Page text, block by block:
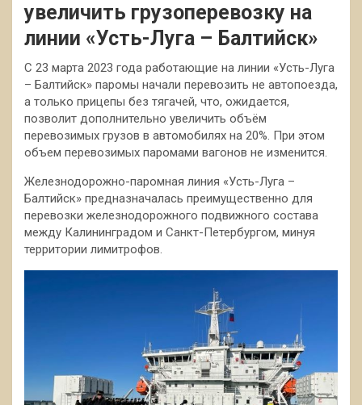
увеличить грузоперевозку на
линии «Усть-Луга – Балтийск»
С 23 марта 2023 года работающие на линии «Усть-Луга
– Балтийск» паромы начали перевозить не автопоезда,
а только прицепы без тягачей, что, ожидается,
позволит дополнительно увеличить объём
перевозимых грузов в автомобилях на 20%. При этом
объем перевозимых паромами вагонов не изменится.
Железнодорожно-паромная линия «Усть-Луга –
Балтийск» предназначалась преимущественно для
перевозки железнодорожного подвижного состава
между Калининградом и Санкт-Петербургом, минуя
территории лимитрофов.